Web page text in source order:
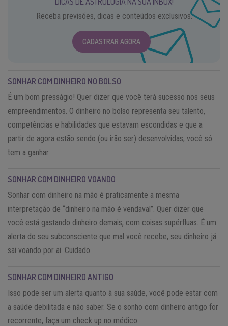
Receba previsões, dicas e conteúdos exclusivos.
CADASTRAR AGORA
SONHAR COM DINHEIRO NO BOLSO
É um bom presságio! Quer dizer que você terá sucesso nos seus
empreendimentos. O dinheiro no bolso representa seu talento,
competências e habilidades que estavam escondidas e que a
partir de agora estão sendo (ou irão ser) desenvolvidas, você só
tem a ganhar.
SONHAR COM DINHEIRO VOANDO
Sonhar com dinheiro na mão é praticamente a mesma
interpretação de “dinheiro na mão é vendaval”. Quer dizer que
você está gastando dinheiro demais, com coisas supérfluas. É um
alerta do seu subconsciente que mal você recebe, seu dinheiro já
sai voando por ai. Cuidado.
SONHAR COM DINHEIRO ANTIGO
Isso pode ser um alerta quanto à sua saúde, você pode estar com
a saúde debilitada e não saber. Se o sonho com dinheiro antigo for
recorrente, faça um check up no médico.